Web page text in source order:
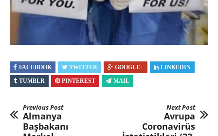
FACEBOOK TWITTER GOOGLE+
LINKEDIN
TUMBLR
PINTEREST MAIL
Previous Post
Almanya
Başbakanı
Next Post
Avrupa
Coronavirüs